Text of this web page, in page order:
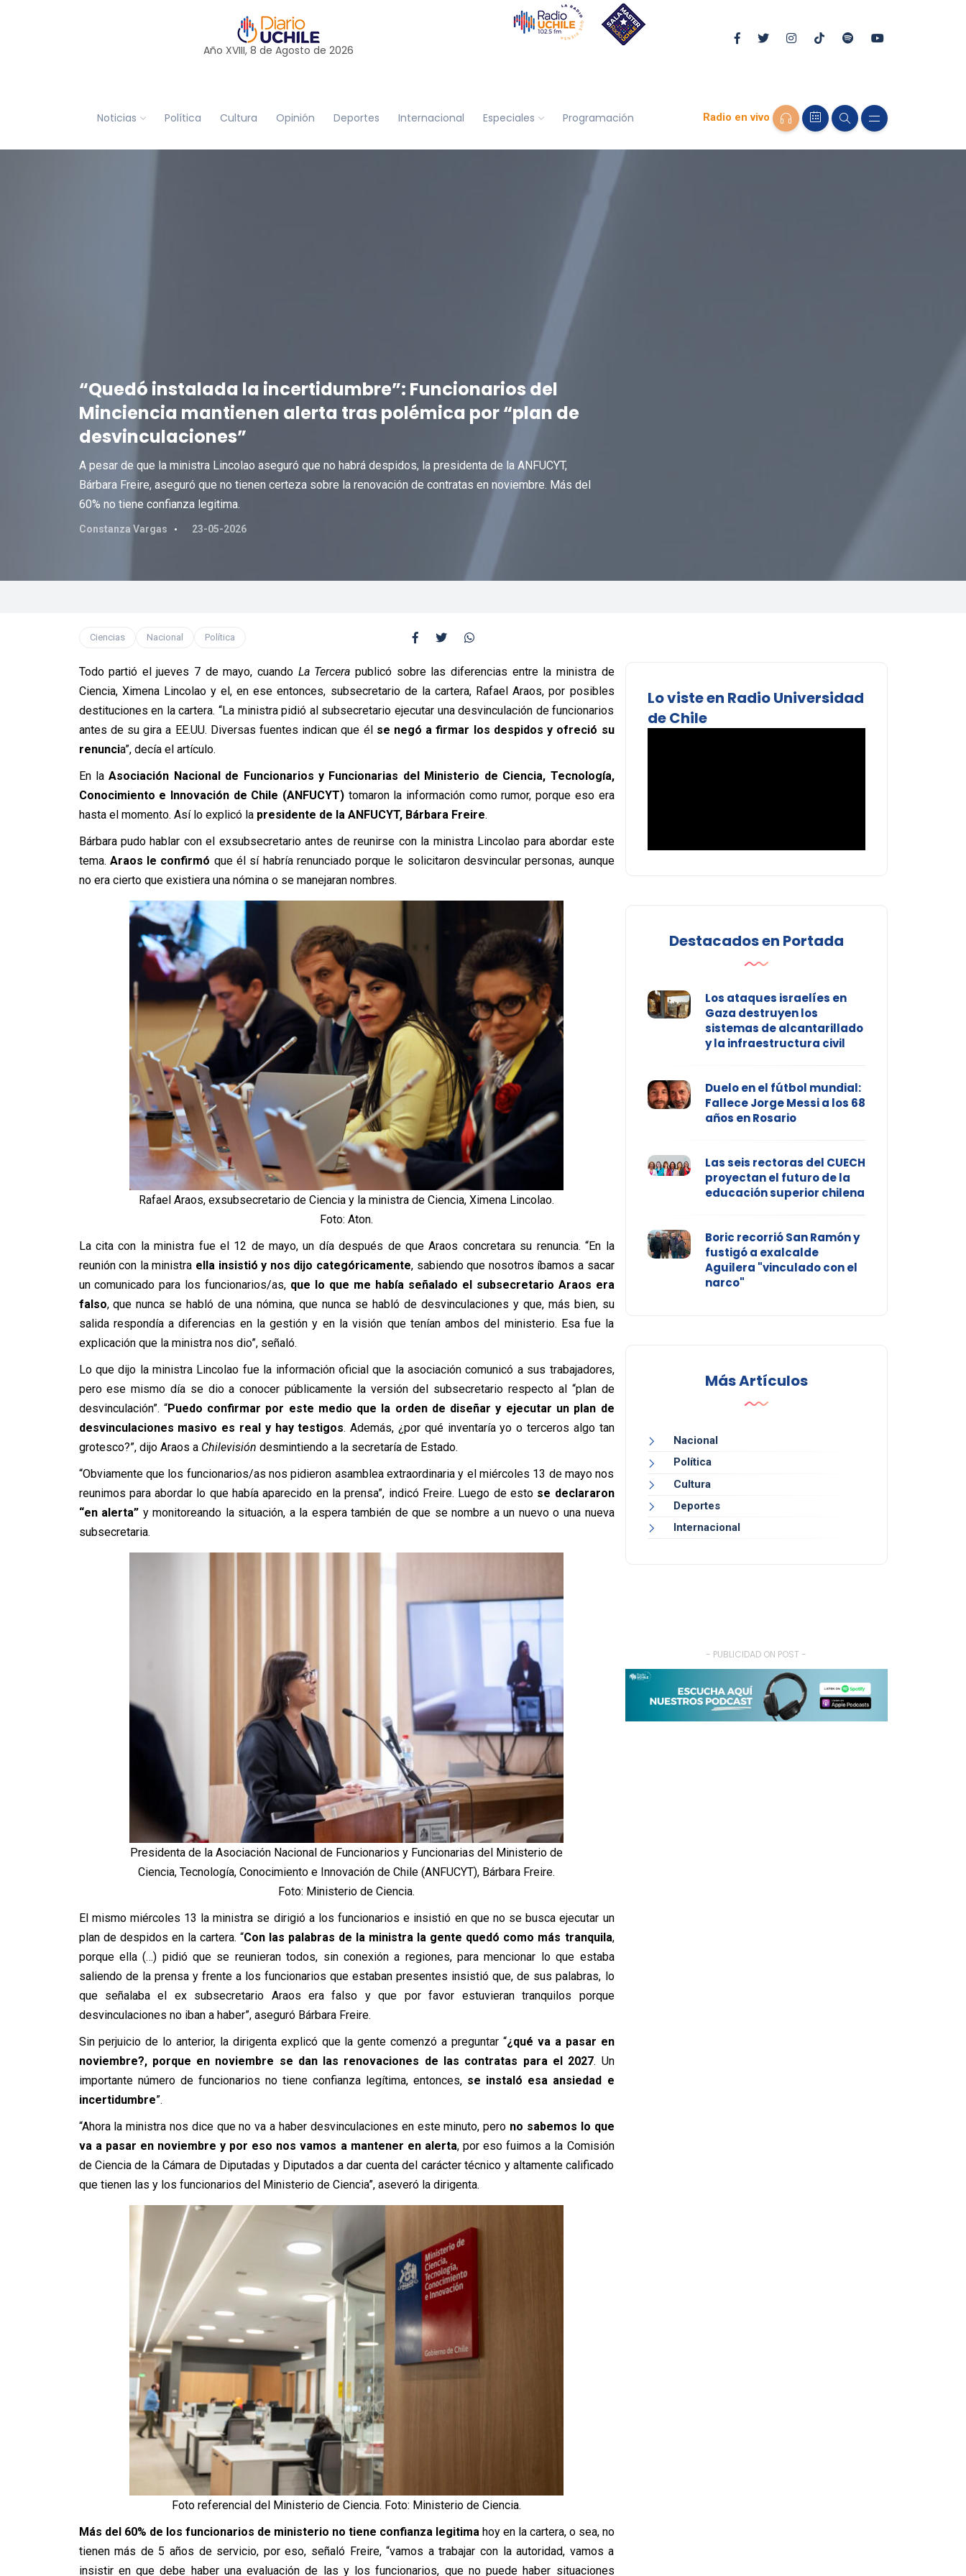
Año XVIII, 8 de Agosto de 2026
Noticias Política Cultura Opinión Deportes Internacional Especiales Programación Radio en vivo
“Quedó instalada la incertidumbre”: Funcionarios del
Minciencia mantienen alerta tras polémica por “plan de
desvinculaciones”
A pesar de que la ministra Lincolao aseguró que no habrá despidos, la presidenta de la ANFUCYT,
Bárbara Freire, aseguró que no tienen certeza sobre la renovación de contratas en noviembre. Más del
60% no tiene confianza legitima.
Constanza Vargas 23-05-2026
Ciencias Nacional Política
Todo partió el jueves 7 de mayo, cuando La Tercera publicó sobre las diferencias entre la ministra de
Ciencia, Ximena Lincolao y el, en ese entonces, subsecretario de la cartera, Rafael Araos, por posibles
destituciones en la cartera. “La ministra pidió al subsecretario ejecutar una desvinculación de funcionarios
antes de su gira a EE.UU. Diversas fuentes indican que élse negó a firmar los despidos y ofreció su
renuncia”, decía el artículo.
En laAsociación Nacional de Funcionarios y Funcionarias del Ministerio de Ciencia, Tecnología,
Conocimiento e Innovación de Chile (ANFUCYT)tomaron la información como rumor, porque eso era
hasta el momento. Así lo explicó lapresidente de la ANFUCYT, Bárbara Freire.
Bárbara pudo hablar con el exsubsecretario antes de reunirse con la ministra Lincolao para abordar este
tema. Araos le confirmó que él sí habría renunciado porque le solicitaron desvincular personas, aunque
no era cierto que existiera una nómina o se manejaran nombres.
Rafael Araos, exsubsecretario de Ciencia y la ministra de Ciencia, Ximena Lincolao.
Foto: Aton.
La cita con la ministra fue el 12 de mayo, un día después de que Araos concretara su renuncia. “En la
reunión con la ministra ella insistió y nos dijo categóricamente, sabiendo que nosotros íbamos a sacar
un comunicado para los funcionarios/as, que lo que me había señalado el subsecretario Araos era
falso, que nunca se habló de una nómina, que nunca se habló de desvinculaciones y que, más bien, su
salida respondía a diferencias en la gestión y en la visión que tenían ambos del ministerio. Esa fue la
explicación que la ministra nos dio”, señaló.
Lo que dijo la ministra Lincolao fue la información oficial que la asociación comunicó a sus trabajadores,
pero ese mismo día se dio a conocer públicamente la versión del subsecretario respecto al “plan de
desvinculación”. “Puedo confirmar por este medio que la orden de diseñar y ejecutar un plan de
desvinculaciones masivo es real y hay testigos. Además, ¿por qué inventaría yo o terceros algo tan
grotesco?”, dijo Araos a Chilevisión desmintiendo a la secretaría de Estado.
“Obviamente que los funcionarios/as nos pidieron asamblea extraordinaria y el miércoles 13 de mayo nos
reunimos para abordar lo que había aparecido en la prensa”, indicó Freire. Luego de esto se declararon
“en alerta” y monitoreando la situación, a la espera también de que se nombre a un nuevo o una nueva
subsecretaria.
Presidenta de la Asociación Nacional de Funcionarios y Funcionarias del Ministerio de
Ciencia, Tecnología, Conocimiento e Innovación de Chile (ANFUCYT), Bárbara Freire.
Foto: Ministerio de Ciencia.
El mismo miércoles 13 la ministra se dirigió a los funcionarios e insistió en que no se busca ejecutar un
plan de despidos en la cartera. “Con las palabras de la ministra la gente quedó como más tranquila,
porque ella (…) pidió que se reunieran todos, sin conexión a regiones, para mencionar lo que estaba
saliendo de la prensa y frente a los funcionarios que estaban presentes insistió que, de sus palabras, lo
que señalaba el ex subsecretario Araos era falso y que por favor estuvieran tranquilos porque
desvinculaciones no iban a haber”, aseguró Bárbara Freire.
Sin perjuicio de lo anterior, la dirigenta explicó que la gente comenzó a preguntar “¿qué va a pasar en
noviembre?, porque en noviembre se dan las renovaciones de las contratas para el 2027. Un
importante número de funcionarios no tiene confianza legítima, entonces, se instaló esa ansiedad e
incertidumbre”.
“Ahora la ministra nos dice que no va a haber desvinculaciones en este minuto, pero no sabemos lo que
va a pasar en noviembre y por eso nos vamos a mantener en alerta, por eso fuimos a la Comisión
de Ciencia de la Cámara de Diputadas y Diputados a dar cuenta del carácter técnico y altamente calificado
que tienen las y los funcionarios del Ministerio de Ciencia”, aseveró la dirigenta.
Foto referencial del Ministerio de Ciencia. Foto: Ministerio de Ciencia.
Más del 60% de los funcionarios de ministerio no tiene confianza legitima hoy en la cartera, o sea, no
tienen más de 5 años de servicio, por eso, señaló Freire, “vamos a trabajar con la autoridad, vamos a
insistir en que debe haber una evaluación de las y los funcionarios, que no puede haber situaciones
Lo viste en Radio Universidad
de Chile
Destacados en Portada
Los ataques israelíes en
Gaza destruyen los
sistemas de alcantarillado
y la infraestructura civil
Duelo en el fútbol mundial:
Fallece Jorge Messi a los 68
años en Rosario
Las seis rectoras del CUECH
proyectan el futuro de la
educación superior chilena
Boric recorrió San Ramón y
fustigó a exalcalde
Aguilera "vinculado con el
narco"
Más Artículos
Nacional
Política
Cultura
Deportes
Internacional
- PUBLICIDAD ON POST -